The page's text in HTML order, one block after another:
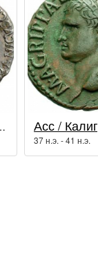
- 41 гг.)
37 н.э. - 41 н.э.